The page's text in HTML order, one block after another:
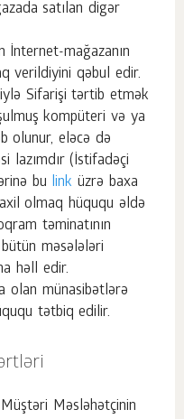
satılan digər
mağazanın
verildiyini qəbul edir.
Sifarişi tərtib etmək
kompüteri və ya
olunur, eləcə də
lazımdır (İstifadəçi
bu link üzrə baxa
olmaq hüququ əldə
təminatının
məsələləri
həll edir.
olan münasibətlərə
tətbiq edilir.
Məsləhətçinin